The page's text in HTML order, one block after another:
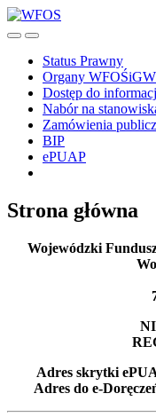
Skip
to
Search
Toggle
Menu
Status Prawny
Organy
Dostęp do
Nabór na
Zamówienia
BIP
ePUAP
Strona główna
Wojewódzki
Adres skrytki
Adres do e-